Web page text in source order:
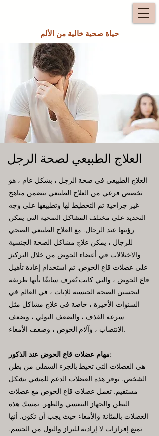
حياة صحية خالية من الألم
العلاج الطبيعي لصحة الرجل
العلاج الطبيعي في صحة الرجل ، بشكل عام ، هو
تخصص فرعي من العلاج الطبيعي يتضمن مناهج
غير جراحية تم التخطيط لها وتطبيقها على وجه
التحديد على مختلف المشاكل الصحية التي يمكن
رؤيتها عند الرجال. مع العلاج الطبيعي الصحي
للرجال ، يمكن علاج مشاكل الصحة الجنسية
والاختلالات في أعضاء الحوض من خلال التركيز
على عضلات قاع الحوض. تم استخدام إعادة تأهيل
قاع الحوض ، والتي كانت تُعرف سابقًا بأنها طريقة
لتحسين الصحة الجنسية للإناث ، في العالم في
السنوات الأخيرة ، خاصة في علاج مشاكل مثل
سرعة القذف ، والضعف البولي ، وضعف
الانتصاب ، وآلام الحوض ، وضعف الأمعاء.
مهام عضلات قاع الحوض عند الذكور:
هي العضلات التي تحيط بالجزء السفلي من بطن
الشخص. توفر هذه العضلات الدعم للمشي بشكل
مستقيم. تعمل عضلات قاع الحوض مع عضلات
البطن والجهاز التنفسي والظهر. تمسك هذه
العضلات بالمثانة والأمعاء حيث يجب أن تكون. أنها
تمنع إفرازات لا إرادية للبراز والبول من الجسم.